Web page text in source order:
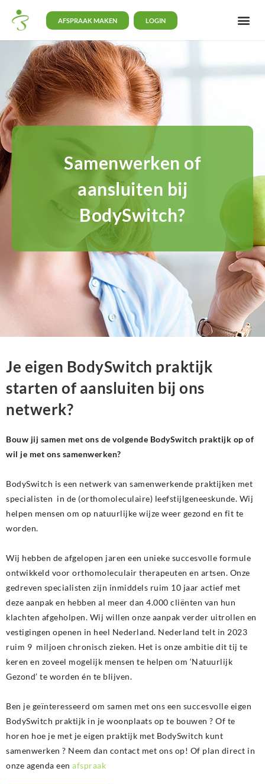
AFSPRAAK MAKEN LOGIN
Samenwerken of
aansluiten bij
BodySwitch?
Je eigen BodySwitch praktijk
starten of aansluiten bij ons
netwerk?
Bouw jij samen met ons de volgende BodySwitch praktijk op of
wil je met ons samenwerken?
BodySwitch is een netwerk van samenwerkende praktijken met
specialisten in de (orthomoleculaire) leefstijlgeneeskunde. Wij
helpen mensen om op natuurlijke wijze weer gezond en fit te
worden.
Wij hebben de afgelopen jaren een unieke succesvolle formule
ontwikkeld voor orthomoleculair therapeuten en artsen. Onze
gedreven specialisten zijn inmiddels ruim 10 jaar actief met
deze aanpak en hebben al meer dan 4.000 cliënten van hun
klachten afgeholpen. Wij willen onze aanpak verder uitrollen en
vestigingen openen in heel Nederland. Nederland telt in 2023
ruim 9 miljoen chronisch zieken. Het is onze ambitie dit tij te
keren en zoveel mogelijk mensen te helpen om ‘Natuurlijk
Gezond’ te worden én te blijven.
Ben je geïnteresseerd om samen met ons een succesvolle eigen
BodySwitch praktijk in je woonplaats op te bouwen ? Of te
horen hoe je met je eigen praktijk met BodySwitch kunt
samenwerken ? Neem dan contact met ons op! Of plan direct in
onze agenda een afspraak